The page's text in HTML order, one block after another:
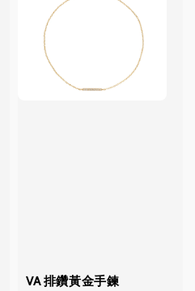
VA 排鑽黃金手鍊